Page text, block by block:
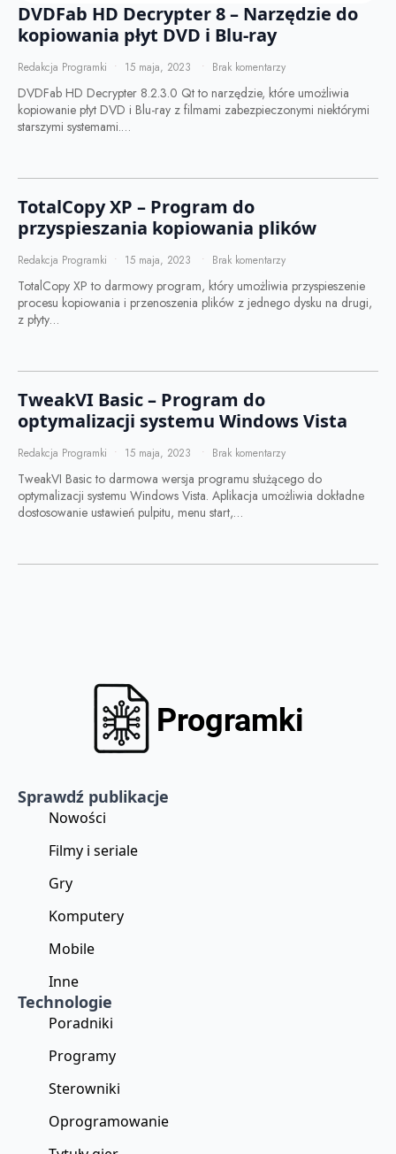
DVDFab HD Decrypter 8 – Narzędzie do
kopiowania płyt DVD i Blu-ray
Redakcja Programki 15 maja, 2023 Brak komentarzy
DVDFab HD Decrypter 8.2.3.0 Qt to narzędzie, które umożliwia
kopiowanie płyt DVD i Blu-ray z filmami zabezpieczonymi niektórymi
starszymi systemami.…
TotalCopy XP – Program do
przyspieszania kopiowania plików
Redakcja Programki 15 maja, 2023 Brak komentarzy
TotalCopy XP to darmowy program, który umożliwia przyspieszenie
procesu kopiowania i przenoszenia plików z jednego dysku na drugi,
z płyty…
TweakVI Basic – Program do
optymalizacji systemu Windows Vista
Redakcja Programki 15 maja, 2023 Brak komentarzy
TweakVI Basic to darmowa wersja programu służącego do
optymalizacji systemu Windows Vista. Aplikacja umożliwia dokładne
dostosowanie ustawień pulpitu, menu start,…
Sprawdź publikacje
Nowości
Filmy i seriale
Gry
Komputery
Mobile
Inne
Technologie
Poradniki
Programy
Sterowniki
Oprogramowanie